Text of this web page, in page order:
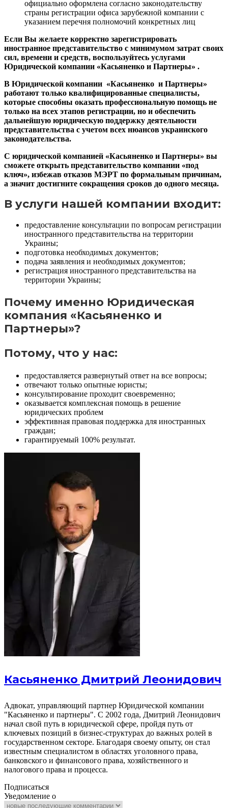
официально оформлена согласно законодательству
страны регистрации офиса зарубежной компании с
указанием перечня полномочий конкретных лиц
Если Вы желаете корректно зарегистрировать
иностранное представительство с минимумом затрат своих
сил, времени и средств, воспользуйтесь услугами
Юридической компании «Касьяненко и Партнеры» .
В Юридической компании «Касьяненко и Партнеры»
работают только квалифицированные специалисты,
которые способны оказать профессиональную помощь не
только на всех этапов регистрации, но и обеспечить
дальнейшую юридическую поддержку деятельности
представительства с учетом всех нюансов украинского
законодательства.
С юридической компанией «Касьяненко и Партнеры» вы
сможете открыть представительство компании «под
ключ», избежав отказов МЭРТ по формальным причинам,
а значит достигните сокращения сроков до одного месяца.
В услуги нашей компании входит:
предоставление консультации по вопросам регистрации
иностранного представительства на территории
Украины;
подготовка необходимых документов;
подача заявления и необходимых документов;
регистрация иностранного представительства на
территории Украины;
Почему именно Юридическая
компания «Касьяненко и
Партнеры»?
Потому, что у нас:
предоставляется развернутый ответ на все вопросы;
отвечают только опытные юристы;
консультирование проходит своевременно;
оказывается комплексная помощь в решение
юридических проблем
эффективная правовая поддержка для иностранных
граждан;
гарантируемый 100% результат.
Касьяненко Дмитрий Леонидович
Адвокат, управляющий партнер Юридической компании
"Касьяненко и партнеры". С 2002 года, Дмитрий Леонидович
начал свой путь в юридической сфере, пройдя путь от
ключевых позиций в бизнес-структурах до важных ролей в
государственном секторе. Благодаря своему опыту, он стал
известным специалистом в областях уголовного права,
банковского и финансового права, хозяйственного и
налогового права и процесса.
Подписаться
Уведомление о